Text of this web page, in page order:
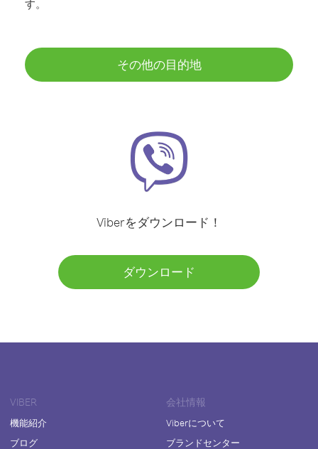
す。
その他の目的地
Viberをダウンロード！
ダウンロード
VIBER
機能紹介
ブログ
会社情報
Viberについて
ブランドセンター